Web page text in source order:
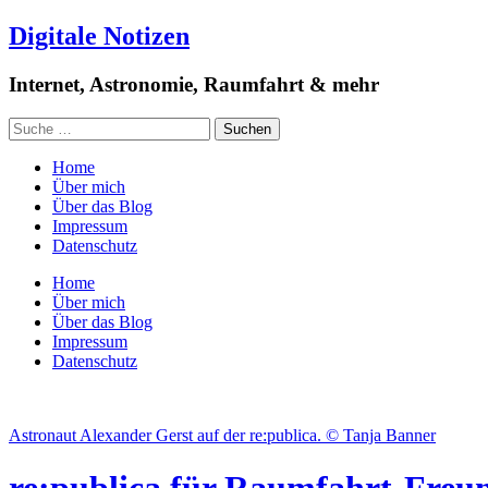
Digitale Notizen
Internet, Astronomie, Raumfahrt & mehr
Home
Über mich
Über das Blog
Impressum
Datenschutz
Home
Über mich
Über das Blog
Impressum
Datenschutz
Astronaut Alexander Gerst auf der re:publica. © Tanja Banner